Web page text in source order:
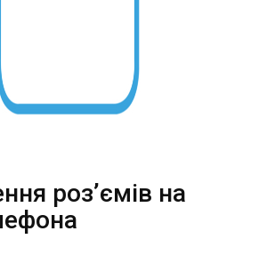
роз’ємів на